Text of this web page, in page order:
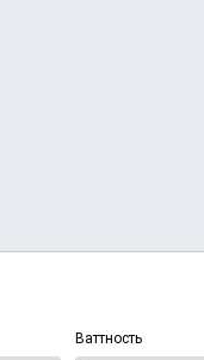
Ваттность